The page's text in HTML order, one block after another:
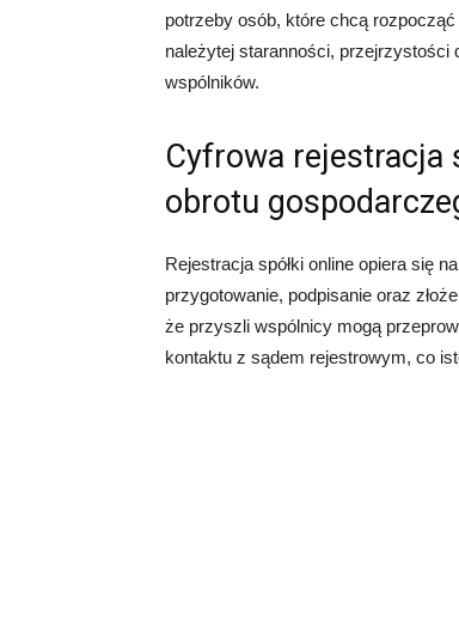
potrzeby osób, które chcą
należytej staranności, przejrzystości
wspólników.
Cyfrowa rejestracja
obrotu
Rejestracja spółki online opiera się
przygotowanie, podpisanie oraz
że przyszli wspólnicy mogą
kontaktu z sądem rejestrowym, co